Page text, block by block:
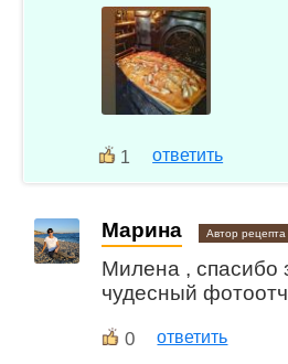
1 ответить
Марина Автор рецепта
Милена , спасибо
чудесный
0 ответить